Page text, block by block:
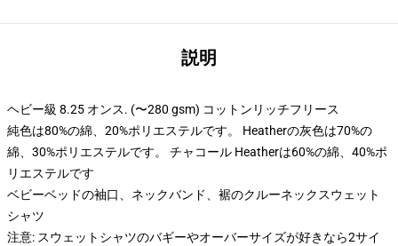
説明
ヘビー級 8.25 オンス. (〜280 gsm) コットンリッチフリース
純色は80%の綿、20%ポリエステルです。 Heatherの灰色は70%の
綿、30%ポリエステルです。 チャコール Heatherは60%の綿、40%ポ
リエステルです
ベビーベッドの袖口、ネックバンド、裾のクルーネックスウェット
シャツ
注意: スウェットシャツのバギーやオーバーサイズが好きなら2サイ